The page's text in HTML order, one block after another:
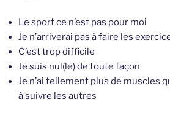
Le sport ce n’est pas pour moi
Je n’arriverai pas à faire les
C’est trop difficile
Je suis nul(le) de toute façon
Je n’ai tellement plus de muscles
à suivre les autres